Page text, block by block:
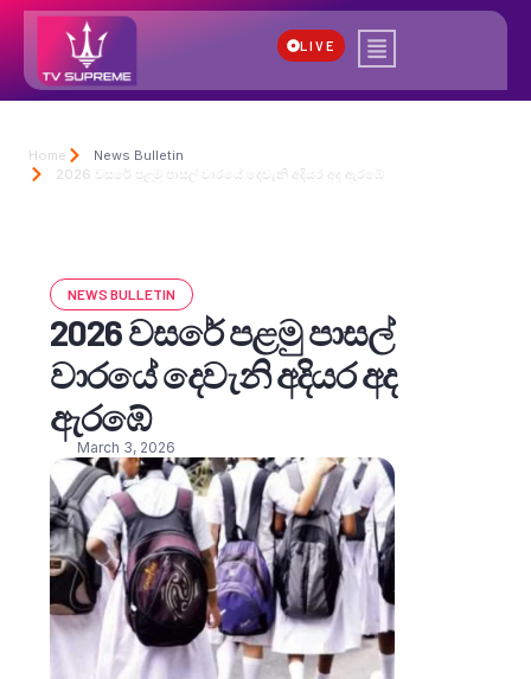
LIVE
Home
News Bulletin
2026 වසරේ පළමු පාසල් වාරයේ දෙවැනි අදියර අද ඇරඹේ
NEWS BULLETIN
2026 වසරේ පළමු පාසල්
වාරයේ දෙවැනි අදියර අද
ඇරඹේ
March 3, 2026